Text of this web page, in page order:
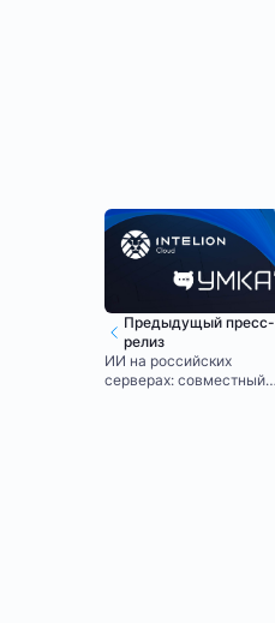
Предыдущый пресс-
релиз
ИИ на российских
серверах: совместный